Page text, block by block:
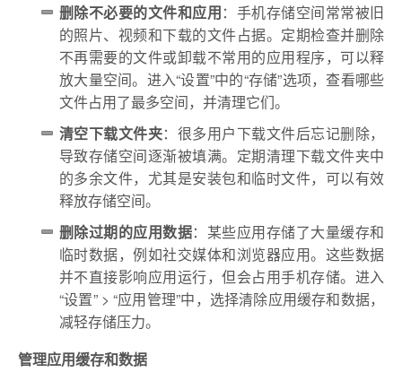
删除不必要的文件和应用：手机存储空间常常被旧
的照片、视频和下载的文件占据。定期检查并删除
不再需要的文件或卸载不常用的应用程序，可以释
放大量空间。进入“设置”中的“存储”选项，查看哪些
文件占用了最多空间，并清理它们。
清空下载文件夹：很多用户下载文件后忘记删除，
导致存储空间逐渐被填满。定期清理下载文件夹中
的多余文件，尤其是安装包和临时文件，可以有效
释放存储空间。
删除过期的应用数据：某些应用存储了大量缓存和
临时数据，例如社交媒体和浏览器应用。这些数据
并不直接影响应用运行，但会占用手机存储。进入
“设置” > “应用管理”中，选择清除应用缓存和数据，
减轻存储压力。
管理应用缓存和数据